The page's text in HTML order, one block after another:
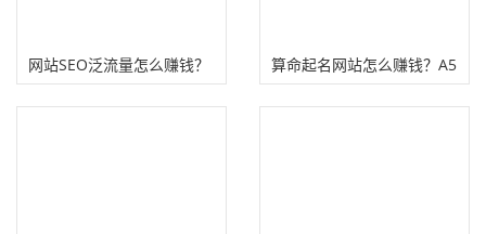
网站SEO泛流量怎么赚钱？
泛流量粉适合做个人项目
算命起名网站怎么赚钱？A5
爆料这两种网站很暴利